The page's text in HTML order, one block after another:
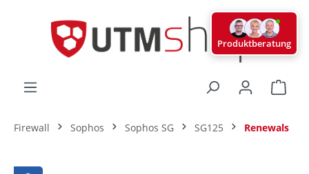
Firewall Sophos Sophos SG SG125 Renewals
Bildergalerie überspringen
Produktberatung